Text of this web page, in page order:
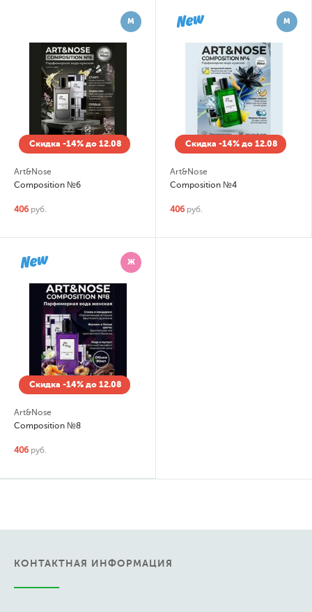
М
Скидка -14% до 12.08
Art&Nose
Composition №6
406 руб.
М
Скидка -14% до 12.08
Art&Nose
Composition №4
406 руб.
Ж
Скидка -14% до 12.08
Art&Nose
Composition №8
406 руб.
КОНТАКТНАЯ ИНФОРМАЦИЯ